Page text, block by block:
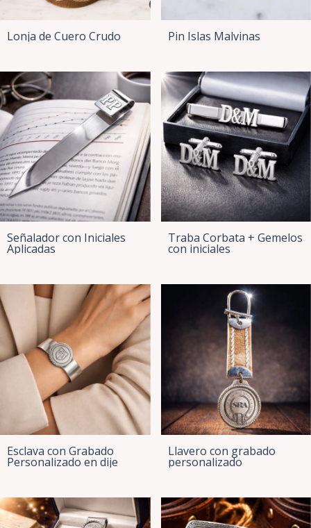
Lonja de Cuero Crudo Pin Islas Malvinas
Señalador con Iniciales
Aplicadas
Traba Corbata + Gemelos
con iniciales
Esclava con Grabado
Personalizado en dije
Llavero con grabado
personalizado